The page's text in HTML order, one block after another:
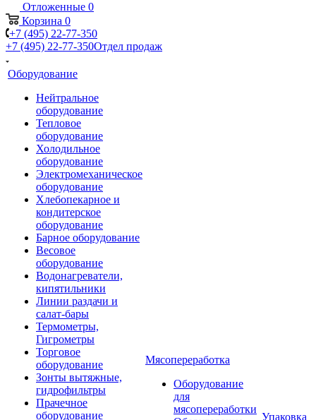
Отложенные 0
Корзина 0
+7 (495) 22-77-350
+7 (495) 22-77-350Отдел продаж
Оборудование
Нейтральное
оборудование
Тепловое
оборудование
Холодильное
оборудование
Электромеханическое
оборудование
Хлебопекарное и
кондитерское
оборудование
Барное оборудование
Весовое
оборудование
Водонагреватели,
кипятильники
Линии раздачи и
салат-бары
Термометры,
Гигрометры
Торговое
оборудование
Зонты вытяжные,
гидрофильтры
Прачечное
оборудование
Мясопереработка
Оборудование
для
мясопереработки
Упаковка